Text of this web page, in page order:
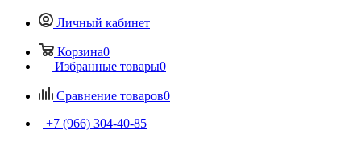
Личный кабинет
Корзина0
Избранные товары0
Сравнение товаров0
+7 (966) 304-40-85